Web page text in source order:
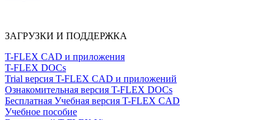
ЗАГРУЗКИ И ПОДДЕРЖКА
T-FLEX CAD и приложения
T-FLEX DOCs
Trial версия T-FLEX CAD и приложений
Ознакомительная версия T-FLEX DOCs
Бесплатная Учебная версия T-FLEX CAD
Учебное пособие